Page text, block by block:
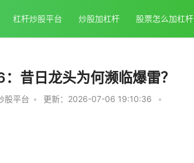
杠杆炒股平台 炒股加杠杆 股票怎么加杠杆
昔日龙头为何濒临爆雷？
股平台 • 更新：2026-07-06 19:10:36 •